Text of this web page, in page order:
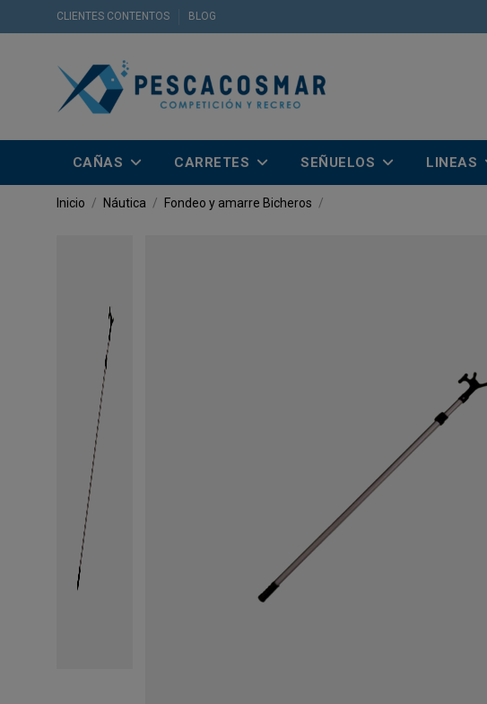
CLIENTES CONTENTOS BLOG
CAÑAS CARRETES SEÑUELOS LINEAS
Inicio Náutica Fondeo y amarre Bicheros